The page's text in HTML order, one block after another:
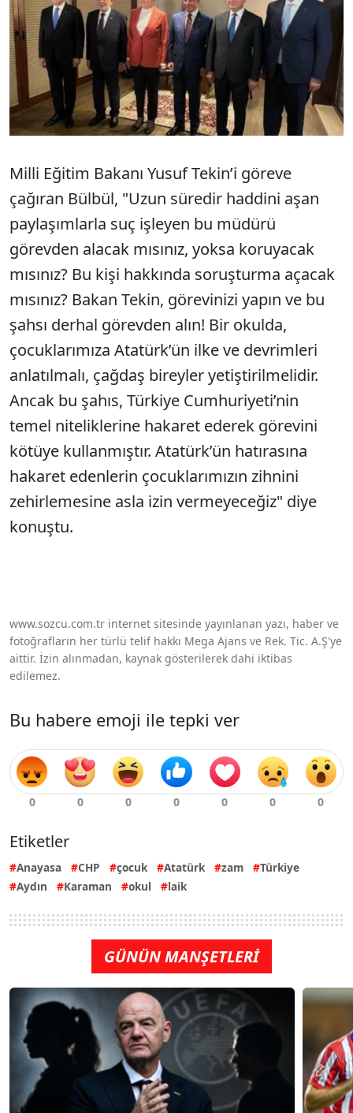
Milli Eğitim Bakanı Yusuf Tekin’i göreve
çağıran Bülbül, "Uzun süredir haddini aşan
paylaşımlarla suç işleyen bu müdürü
görevden alacak mısınız, yoksa koruyacak
mısınız? Bu kişi hakkında soruşturma açacak
mısınız? Bakan Tekin, görevinizi yapın ve bu
şahsı derhal görevden alın! Bir okulda,
çocuklarımıza Atatürk’ün ilke ve devrimleri
anlatılmalı, çağdaş bireyler yetiştirilmelidir.
Ancak bu şahıs, Türkiye Cumhuriyeti’nin
temel niteliklerine hakaret ederek görevini
kötüye kullanmıştır. Atatürk’ün hatırasına
hakaret edenlerin çocuklarımızın zihnini
zehirlemesine asla izin vermeyeceğiz" diye
konuştu.
www.sozcu.com.tr internet sitesinde yayınlanan yazı, haber ve
fotoğrafların her türlü telif hakkı Mega Ajans ve Rek. Tic. A.Ş'ye
aittir. İzin alınmadan, kaynak gösterilerek dahi iktibas
edilemez.
Bu habere emoji ile tepki ver
Etiketler
Anayasa CHP çocuk Atatürk zam
Türkiye
Aydın
Karaman okul laik
GÜNÜN MANŞETLERİ